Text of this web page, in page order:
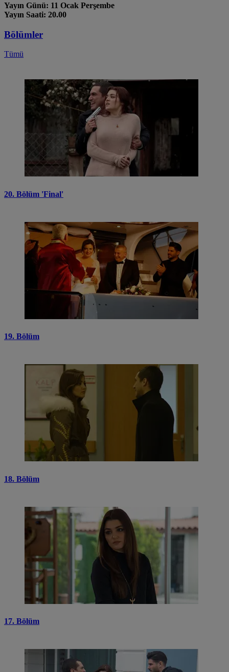
Yayın Günü: 11 Ocak Perşembe
Yayın Saati: 20.00
Bölümler
Tümü
20. Bölüm 'Final'
19. Bölüm
18. Bölüm
17. Bölüm